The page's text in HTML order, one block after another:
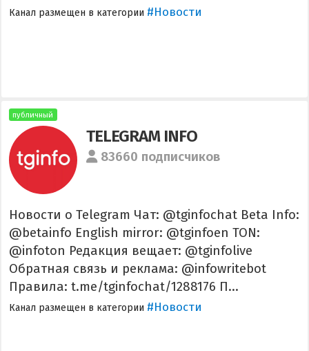
Канал размещен в категории #Новости
публичный
TELEGRAM INFO
83660 подписчиков
Новости о Telegram Чат: @tginfochat Beta Info:
@betainfo English mirror: @tginfoen TON:
@infoton Редакция вещает: @tginfolive
Обратная связь и реклама: @infowritebot
Правила: t.me/tginfochat/1288176 П...
Канал размещен в категории #Новости